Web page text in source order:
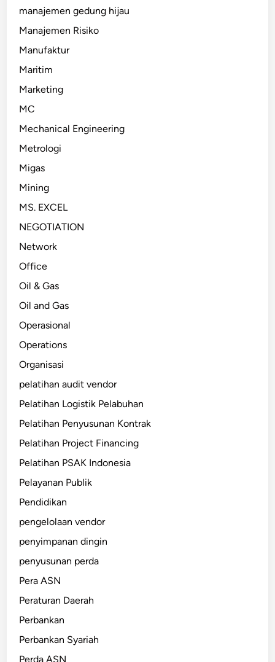
manajemen gedung hijau
Manajemen Risiko
Manufaktur
Maritim
Marketing
MC
Mechanical Engineering
Metrologi
Migas
Mining
MS. EXCEL
NEGOTIATION
Network
Office
Oil & Gas
Oil and Gas
Operasional
Operations
Organisasi
pelatihan audit vendor
Pelatihan Logistik Pelabuhan
Pelatihan Penyusunan Kontrak
Pelatihan Project Financing
Pelatihan PSAK Indonesia
Pelayanan Publik
Pendidikan
pengelolaan vendor
penyimpanan dingin
penyusunan perda
Pera ASN
Peraturan Daerah
Perbankan
Perbankan Syariah
Perda ASN